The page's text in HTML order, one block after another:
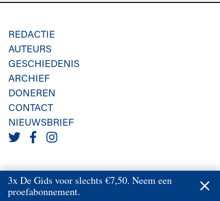
REDACTIE
AUTEURS
GESCHIEDENIS
ARCHIEF
DONEREN
CONTACT
NIEUWSBRIEF
3x De Gids voor slechts €7,50. Neem een
proefabonnement.